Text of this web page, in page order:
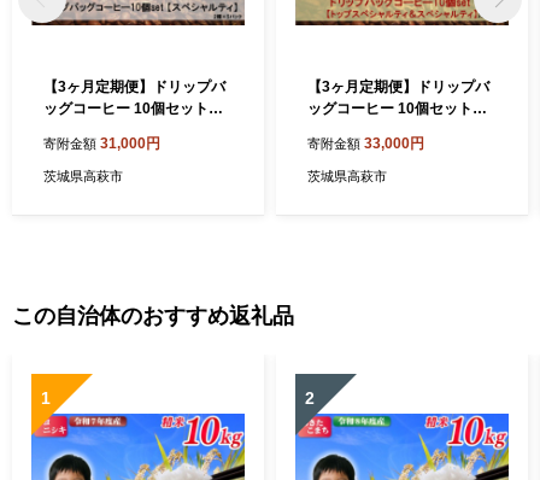
【3ヶ月定期便】ドリップバ
ッグコーヒー 10個セット
寄附金額 31,000円
茨城県高萩市
【3ヶ月定期便】ドリップバ
ッグコーヒー 10個セット
ペシャルティ〉
寄附金額 33,000円
茨城県高萩市
この自治体のおすすめ返礼品
1 2